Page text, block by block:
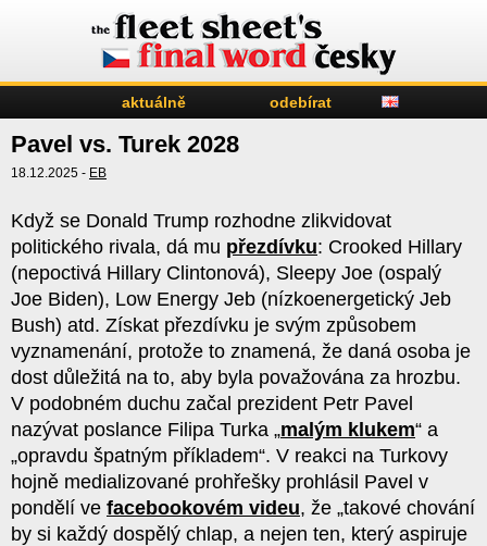
aktuálně odebírat
Pavel vs. Turek 2028
18.12.2025 - EB
Když se Donald Trump rozhodne zlikvidovat
politického rivala, dá mu přezdívku: Crooked Hillary
(nepoctivá Hillary Clintonová), Sleepy Joe (ospalý
Joe Biden), Low Energy Jeb (nízkoenergetický Jeb
Bush) atd. Získat přezdívku je svým způsobem
vyznamenání, protože to znamená, že daná osoba je
dost důležitá na to, aby byla považována za hrozbu.
V podobném duchu začal prezident Petr Pavel
nazývat poslance Filipa Turka „malým klukem“ a
„opravdu špatným příkladem“. V reakci na Turkovy
hojně medializované prohřešky prohlásil Pavel v
pondělí ve facebookovém videu, že „takové chování
by si každý dospělý chlap, a nejen ten, který aspiruje